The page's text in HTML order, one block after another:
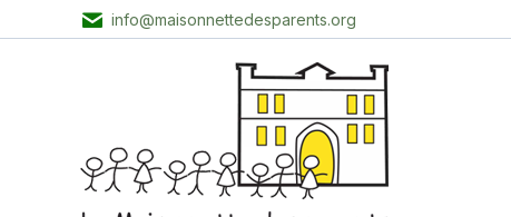
info@maisonnettedesparents.org